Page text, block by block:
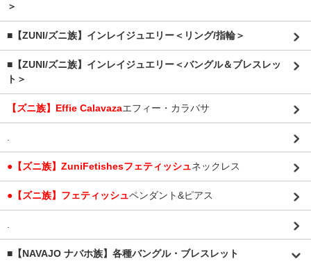
＞
■【ZUNI/ズニ族】インレイジュエリー＜リング/指輪＞
■【ZUNI/ズニ族】インレイジュエリー＜バングル＆ブレスレッ
ト＞
【ズニ族】Effie Calavazaエフィー・カラバサ
.
●【ズニ族】ZuniFetishesフェティッシュネックレス
●【ズニ族】フェティッシュペンダント&ピアス
.
■【NAVAJO ナバホ族】各種バングル・ブレスレット